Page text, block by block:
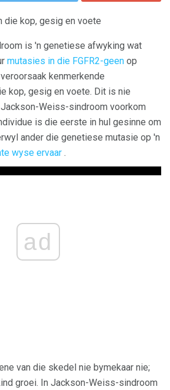
die kop, gesig en voete
is 'n genetiese afwyking wat
mutasies in die FGFR2-geen op
kenmerkende
kop, gesig en voete. Dit is nie
Weiss-sindroom voorkom
is die eerste in hul gesinne om
ander die genetiese mutasie op 'n
wyse ervaar .
ad
van die skedel nie bymekaar nie;
groei. In Jackson-Weiss-sindroom